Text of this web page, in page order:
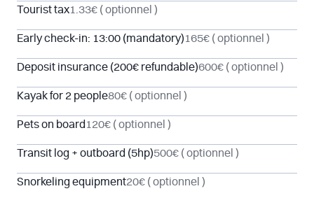
Tourist tax1.33€ ( optionnel )
Early check-in: 13:00 (mandatory)165€ ( optionnel )
Deposit insurance (200€ refundable)600€ ( optionnel )
Kayak for 2 people80€ ( optionnel )
Pets on board 120€ ( optionnel )
Transit log + outboard (5hp)500€ ( optionnel )
Snorkeling equipment20€ ( optionnel )